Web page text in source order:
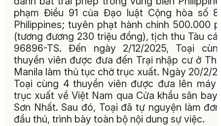
phạm Điều 91 của Đạo luật Cộng hòa số
Philippines; tuyên phạt hành chính 500.000
(tương đương 230 triệu đồng), tịch thu Tàu cá
96896-TS. Đến ngày 2/12/2025, Toại
thuyền viên được đưa đến Trại nhập cư ở
Manila làm thủ tục chờ trục xuất. Ngày 20/2/
Toại cùng 4 thuyền viên được đưa lên máy
trục xuất về Việt Nam qua Cửa khẩu sân bay
Sơn Nhất. Sau đó, Toại đã tự nguyện làm
đầu thú, trình bày toàn bộ nội dung sự việc.